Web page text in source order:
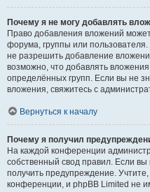
Почему я не могу добавлять
Право добавления вложений
форума, группы или
не разрешить добавление
возможно, что добавлять
определённых групп. Если вы не
вложения, свяжитесь с
Вернуться к началу
Почему я получил
На каждой конференции
собственный свод правил. Если
получить предупреждение.
конференции, и phpBB Limited не